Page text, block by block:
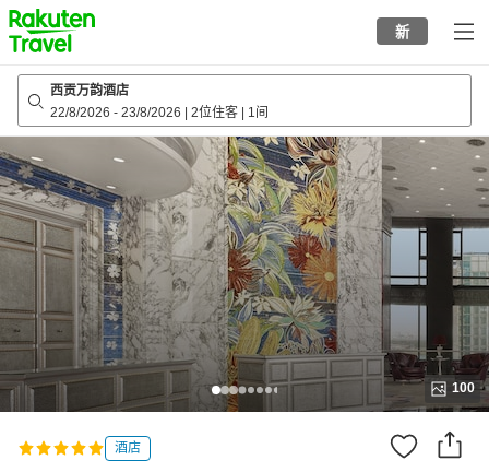
to
top
page
新
西贡万韵酒店
22/8/2026 - 23/8/2026 2位住客 1间
100
酒店